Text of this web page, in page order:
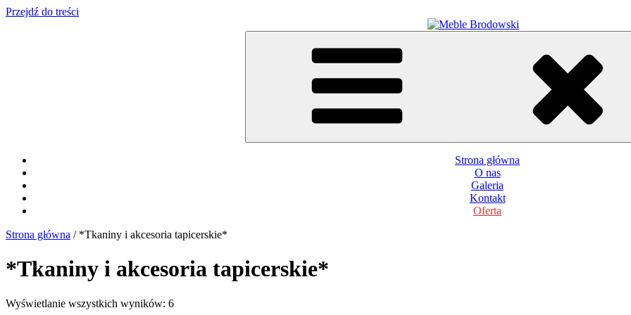
Przejdź do treści
Strona główna
O nas
Galeria
Kontakt
Oferta
Strona główna / *Tkaniny i akcesoria tapicerskie*
*Tkaniny i akcesoria tapicerskie*
Wyświetlanie wszystkich wyników: 6